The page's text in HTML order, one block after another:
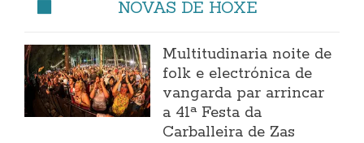
NOVAS DE HOXE
Multitudinaria noite de
folk e electrónica de
vangarda par arrincar
a 41ª Festa da
Carballeira de Zas